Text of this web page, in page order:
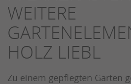
WEITERE
HOLZ LIEBL
Zu einem gepflegten Garten